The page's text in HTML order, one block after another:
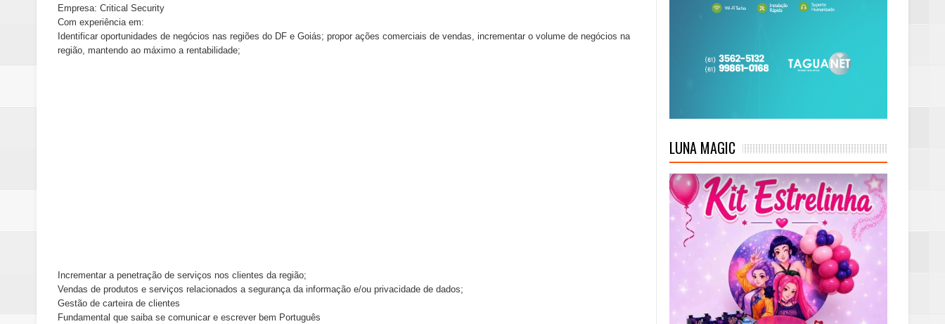
Empresa: Critical Security
Com experiência em:
Identificar oportunidades de negócios nas regiões do DF e Goiás; propor ações comerciais de vendas, incrementar o volume de negócios na
região, mantendo ao máximo a rentabilidade;
Incrementar a penetração de serviços nos clientes da região;
Vendas de produtos e serviços relacionados a segurança da informação e/ou privacidade de dados;
Gestão de carteira de clientes
Fundamental que saiba se comunicar e escrever bem Português
LUNA MAGIC